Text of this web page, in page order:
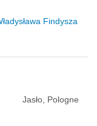
Findysza
Jasło, Pologne